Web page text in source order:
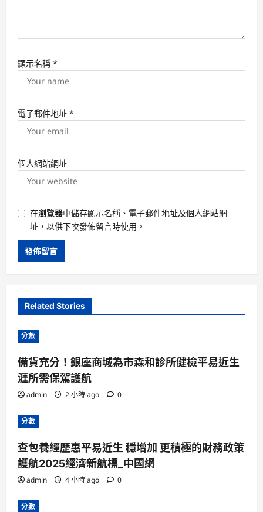
顯示名稱 *
電子郵件地址 *
個人網站網址
在瀏覽器中儲存顯示名稱、電子郵件地址及個人網站網
址，以供下次發佈留言時使用。
Related Stories
分數
備貨充分！銀座商城為市森和診所健檢平易近生
涯所需保駕護航
admin 2 小時 ago 0
分數
查包養經歷惠平易近生 穩增加 更積極的財務政策
護航2025經濟新航標_中國網
admin 4 小時 ago 0
分數